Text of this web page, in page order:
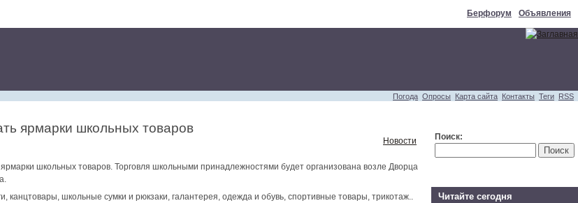
Берфорум Объявления
Погода Опросы Карта сайта Контакты Теги RSS
ярмарки школьных товаров
Новости
школьных товаров. Торговля школьными принадлежностями будет организована возле Дворца
канцтовары, школьные сумки и рюкзаки, галантерея, одежда и обувь, спортивные товары, трикотаж..
Поиск:
Читайте сегодня